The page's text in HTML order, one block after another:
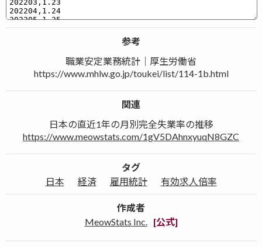
参考
職業安定業務統計｜厚生労働省
https://www.mhlw.go.jp/toukei/list/114-1b.html
関連
日本の直近1年の月別完全失業率の推移
https://www.meowstats.com/1gV5DAhnxyuqN8GZC
タグ
日本
経済 雇用統計 有効求人倍率
作成者
MeowStats Inc.
[公式]